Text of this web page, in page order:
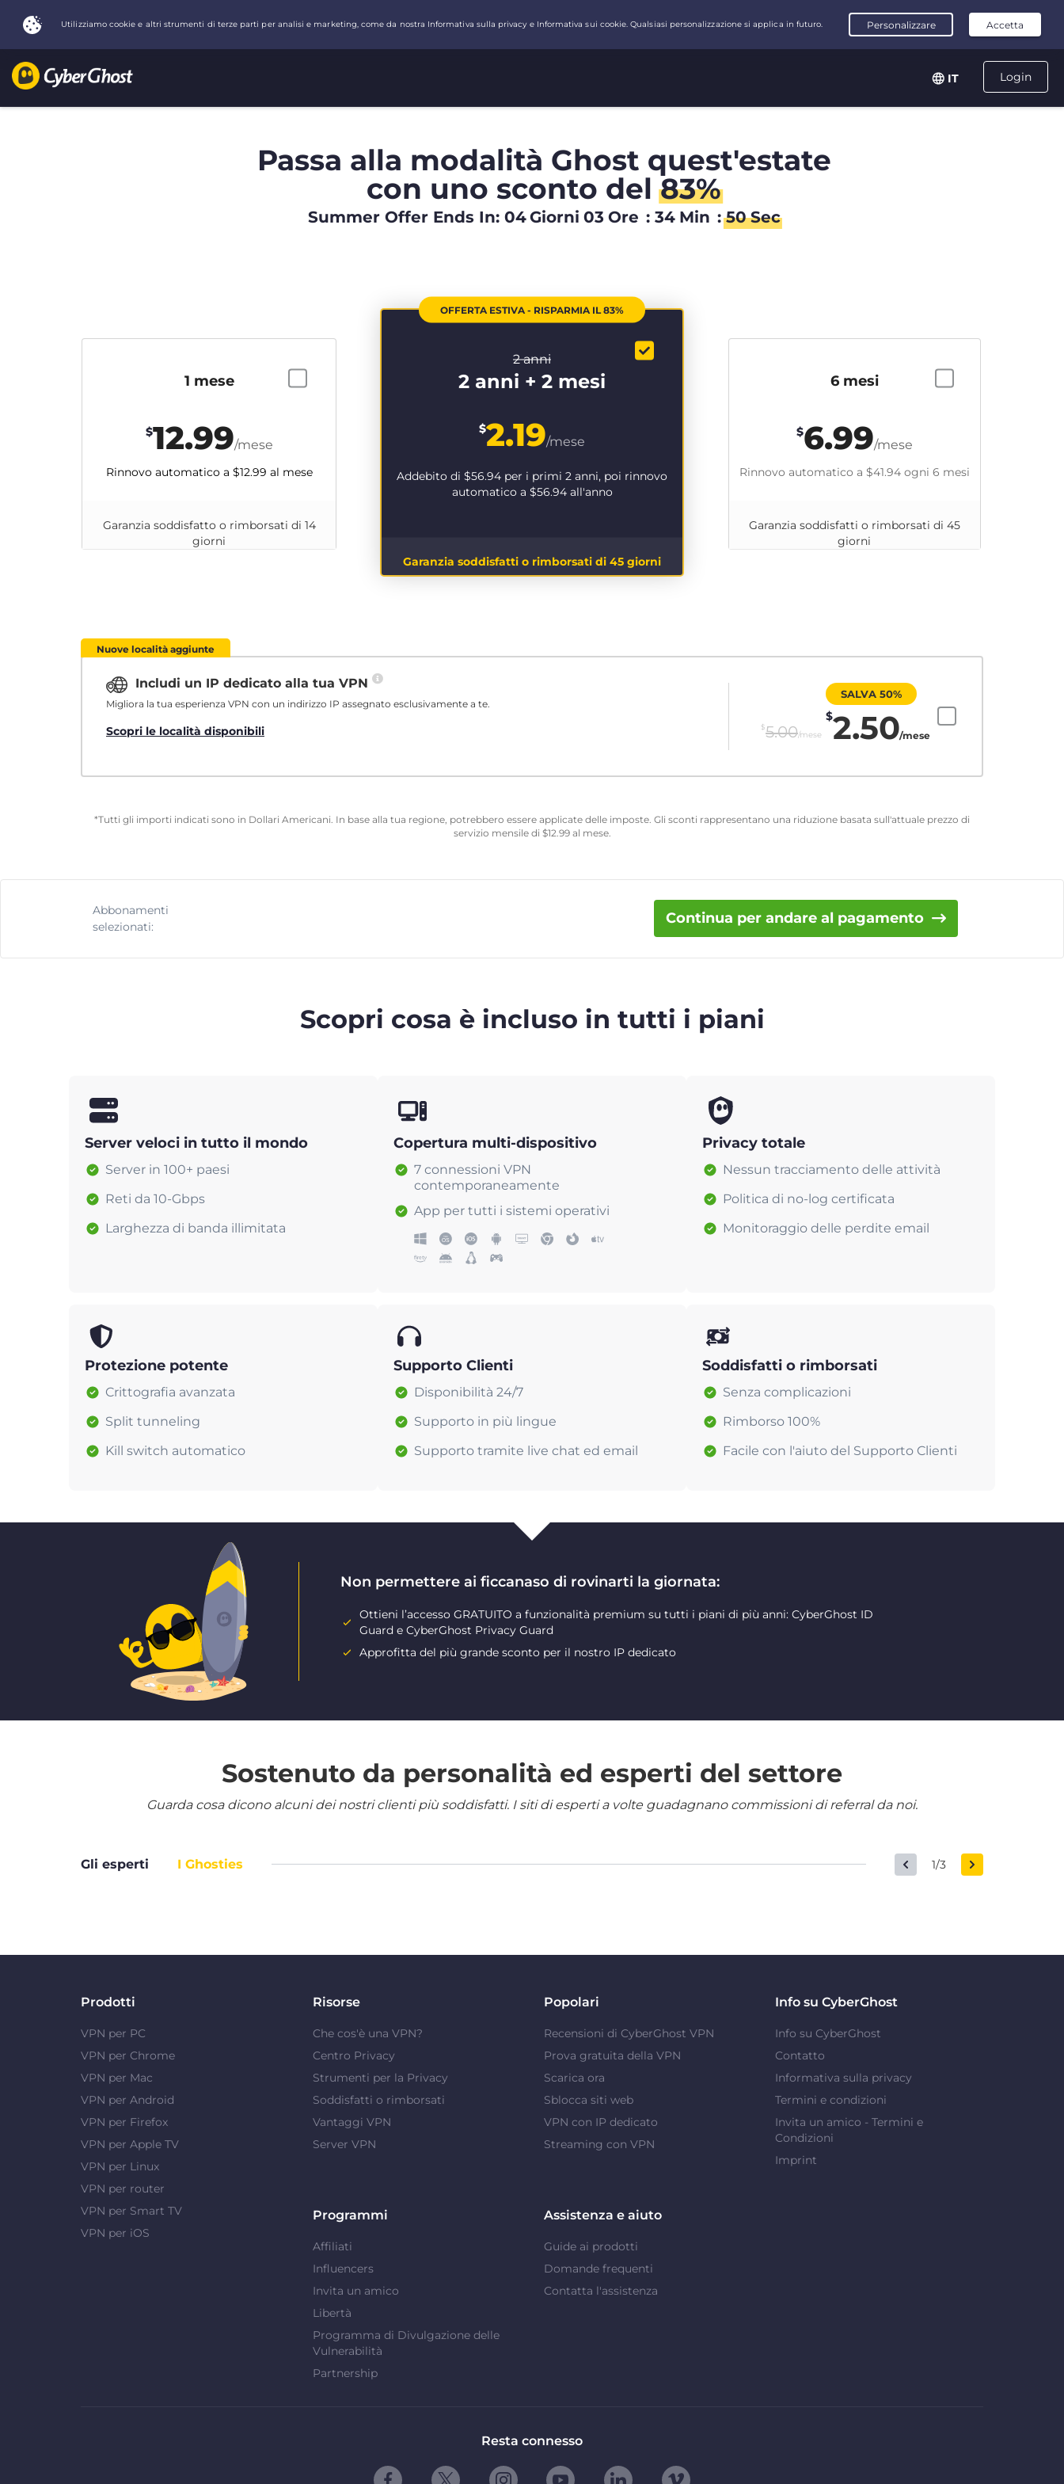
Login
IT
Passa alla modalità Ghost quest'estate
con uno sconto del83%
Summer Offer Ends In: 04Giorni 03 Ore : 34 Min : 50 Sec
OFFERTA ESTIVA - RISPARMIA IL 83%
2 anni
2 anni + 2 mesi
$2.19/mese
Addebito di $56.94 per i primi 2 anni, poi rinnovo
automatico a $56.94all'anno
Garanzia soddisfatti o rimborsati di 45 giorni
6 mesi
$6.99/mese
Rinnovo automatico a $41.94ogni 6 mesi
Garanzia soddisfatti o rimborsati di 45
giorni
1 mese
$12.99/mese
Rinnovo automatico a $12.99 al mese
Garanzia soddisfatto o rimborsati di 14
giorni
Nuove località aggiunte
Includi un IP dedicato alla tua VPN
Migliora la tua esperienza VPN con un indirizzo IP assegnato esclusivamente a te.
Scopri le località disponibili $5.00/mese
SALVA 50%
$2.50/mese
*Tutti gli importi indicati sono in Dollari Americani. In base alla tua regione, potrebbero essere applicate delle imposte. Gli sconti rappresentano una riduzione basata sull'attuale prezzo di
servizio mensile di $12.99al mese.
Abbonamenti
selezionati:
Continua per andare al pagamento
Scopri cosa è incluso in tutti i piani
Server veloci in tutto il mondo
Server in 100+ paesi
Reti da 10-Gbps
Larghezza di banda illimitata
Copertura multi-dispositivo
7 connessioni VPN
contemporaneamente
App per tutti i sistemi operativi
Privacy totale
Nessun tracciamento delle attività
Politica di no-log certificata
Monitoraggio delle perdite email
Protezione potente
Crittografia avanzata
Split tunneling
Kill switch automatico
Supporto Clienti
Disponibilità 24/7
Supporto in più lingue
Supporto tramite live chat ed email
Soddisfatti o rimborsati
Senza complicazioni
Rimborso 100%
Facile con l'aiuto del Supporto Clienti
Non permettere ai ficcanaso di rovinarti la giornata:
Ottieni l’accesso GRATUITO a funzionalità premium su tutti i piani di più anni: CyberGhost ID
Guard e CyberGhost Privacy Guard
Approfitta del più grande sconto per il nostro IP dedicato
Sostenuto da personalità ed esperti del settore
Guarda cosa dicono alcuni dei nostri clienti più soddisfatti. I siti di esperti a volte guadagnano commissioni di referral da noi.
Gli esperti I Ghosties 1/3
Prodotti
VPN per PC
VPN per Chrome
VPN per Mac
VPN per Android
VPN per Firefox
VPN per Apple TV
VPN per Linux
VPN per router
VPN per Smart TV
VPN per iOS
Risorse
Che cos'è una VPN?
Centro Privacy
Strumenti per la Privacy
Soddisfatti o rimborsati
Vantaggi VPN
Server VPN
Popolari
Recensioni di CyberGhost VPN
Prova gratuita della VPN
Scarica ora
Sblocca siti web
VPN con IP dedicato
Streaming con VPN
Info su CyberGhost
Info su CyberGhost
Contatto
Informativa sulla privacy
Termini e condizioni
Invita un amico - Termini e
Condizioni
Imprint
Programmi
Affiliati
Influencers
Invita un amico
Libertà
Programma di Divulgazione delle
Vulnerabilità
Partnership
Assistenza e aiuto
Guide ai prodotti
Domande frequenti
Contatta l'assistenza
Resta connesso